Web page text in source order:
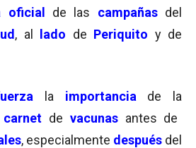
oficial de las campañasdel
, al lado de Periquito y de
la importancia de la
carnet de vacunas antes de
, especialmente después del